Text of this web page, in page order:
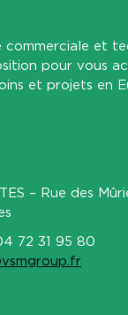
commerciale et
pour vous
et projets en
– Rue des
72 31 95 80